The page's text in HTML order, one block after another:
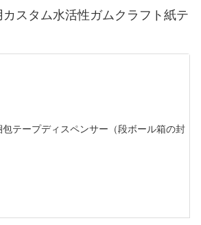
スタム水活性ガムクラフト紙テ